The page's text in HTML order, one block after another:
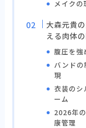
メイクの
大森元貴
える肉体
腹圧を強
バンドの
現
衣装のシ
ーム
2026年
康管理